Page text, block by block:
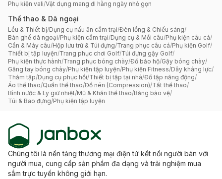
Phụ kiện vali/Vật dụng mang đi hằng ngày nhỏ gọn
Thể thao & Dã ngoại
Lều & Thiết bị/Dụng cụ nấu ăn cắm trại/Đèn lồng & Chiếu sáng/
Bàn ghế dã ngoại/Phụ kiện cắm trại/Dụng cụ & Mồi câu/Phụ kiện câu cá/
Cần & Máy câu/Hộp lưu trữ & Túi đựng/Trang phục câu cá/Phụ kiện Golf/
Thiết bị tập luyện/Trang phục chơi Golf/Túi đựng gậy Golf/
Phụ kiện thực hành/Trang phục bóng chày/Đồ bảo hộ/Gậy bóng chày/
Găng tay bóng chày/Phụ kiện tập luyện/Phụ kiện Fitness/Dây kháng lực/
Thảm tập/Dụng cụ phục hồi/Thiết bị tập tại nhà/Đồ tập năng động/
Áo thể thao/Quần thể thao/Đồ nén (Compression)/Tất thể thao/
Bình nước & Ly giữ nhiệt/Mũ & Khăn thể thao/Băng bảo vệ/
Túi & Bao đựng/Phụ kiện tập luyện
Chúng tôi là nền tảng thương mại điện tử kết nối người bán với
người mua, cung cấp sản phẩm đa dạng và trải nghiệm mua
sắm trực tuyến không giới hạn.